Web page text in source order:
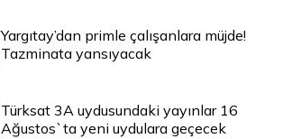
Yargıtay’dan primle çalışanlara müjde!
Tazminata yansıyacak
Türksat 3A uydusundaki yayınlar 16
Ağustos`ta yeni uydulara geçecek